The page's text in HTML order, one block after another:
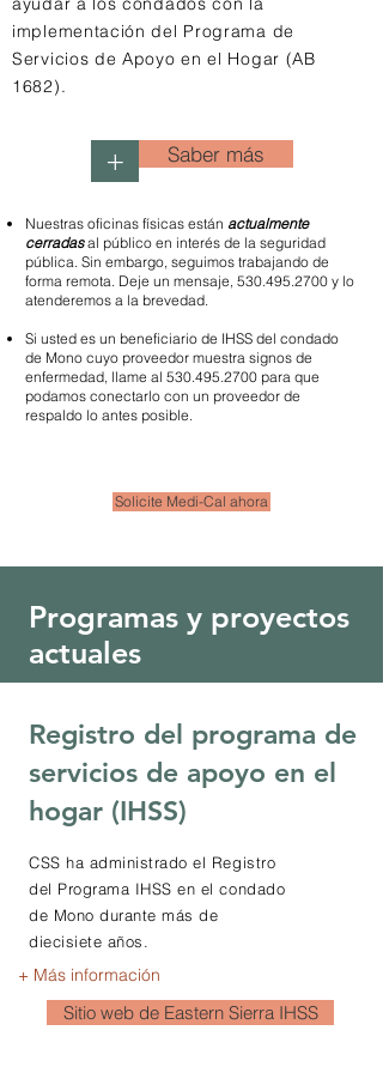
implementación del Programa de
Servicios de Apoyo en el Hogar (AB
1682).
+ Saber más
Nuestras oficinas físicas están actualmente
cerradasal público en interés de la seguridad
pública. Sin embargo, seguimos trabajando de
forma remota. Deje un mensaje, 530.495.2700 y lo
atenderemos a la brevedad.
Si usted es un beneficiario de IHSS del condado
de Mono cuyo proveedor muestra signos de
enfermedad, llame al 530.495.2700 para que
podamos conectarlo con un proveedor de
respaldo lo antes posible.
Solicite Medi-Cal ahora
Programas y proyectos
actuales
Registro del programa de
servicios de apoyo en el
hogar (IHSS)
CSS ha administrado el Registro
del Programa IHSS en el condado
de Mono durante más de
diecisiete años.
+ Más información
Sitio web de Eastern Sierra IHSS